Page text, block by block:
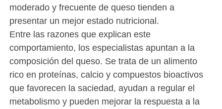
moderado y frecuente de queso tienden a
presentar un mejor estado nutricional.
Entre las razones que explican este
comportamiento, los especialistas apuntan a la
composición del queso. Se trata de un alimento
rico en proteínas, calcio y compuestos bioactivos
que favorecen la saciedad, ayudan a regular el
metabolismo y pueden mejorar la respuesta a la